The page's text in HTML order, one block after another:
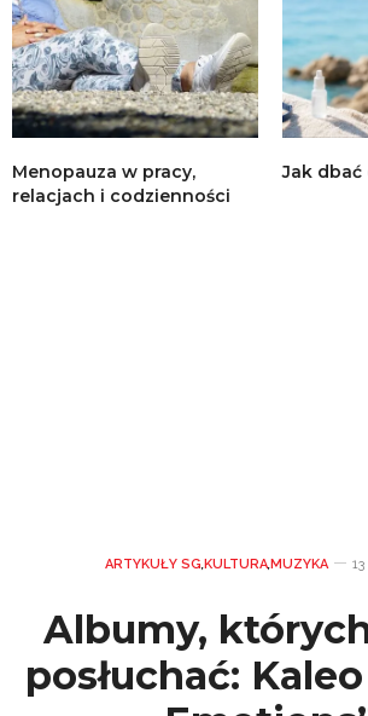
Menopauza w pracy,
relacjach i codzienności
Jak dbać
ARTYKUŁY SG,KULTURA,MUZYKA
Albumy,
posłuchać: